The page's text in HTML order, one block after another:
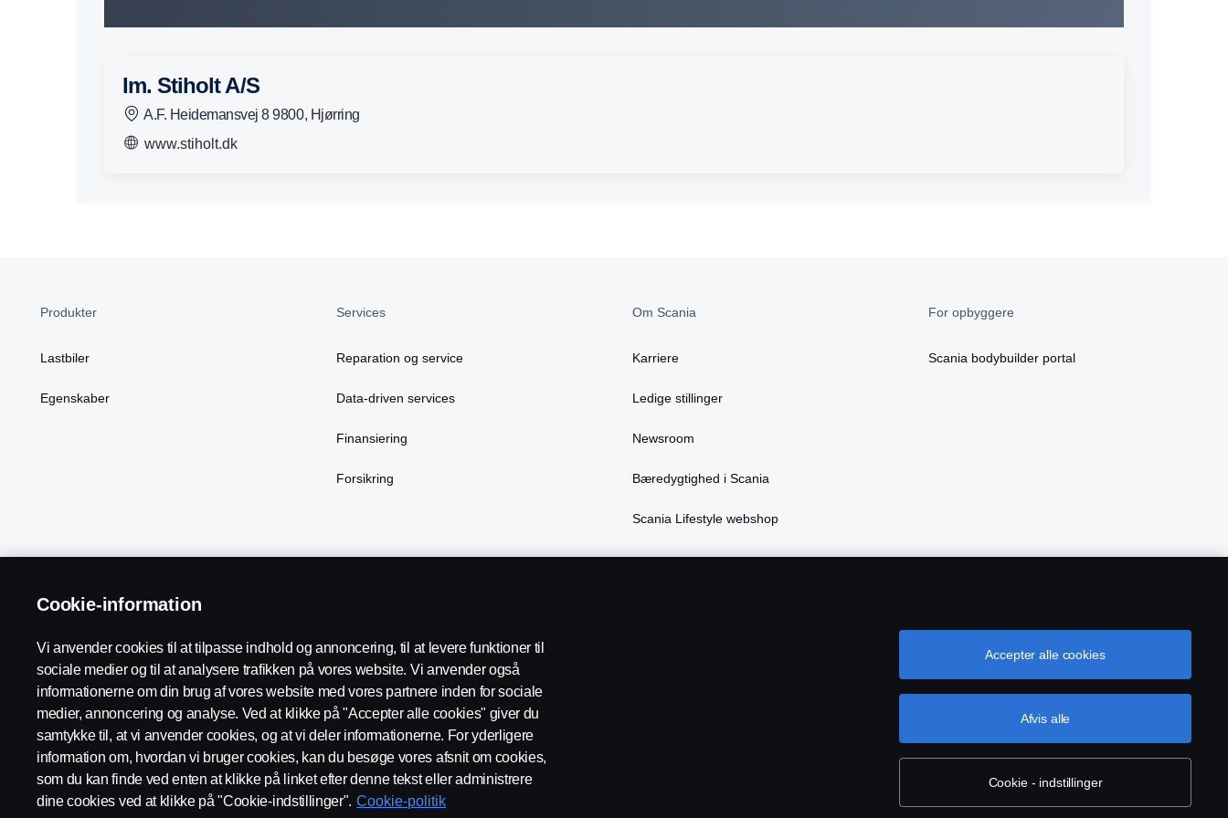
Im. Stiholt A/S
A.F. Heidemansvej 8 9800, Hjørring
www.stiholt.dk
Produkter
Lastbiler
Egenskaber
Services
Reparation og service
Data-driven services
Finansiering
Forsikring
Om Scania
Karriere
Ledige stillinger
Newsroom
Bæredygtighed i Scania
Scania Lifestyle webshop
For opbyggere
Scania bodybuilder portal
Scania in Your Region: Danmark
Supplier Code of Conduct Juridiske oplysninger Persondatapolitik Cookies Cookie-indstillinger
Cookie-information
Vi anvender cookies til at tilpasse indhold og annoncering, til at levere funktioner til
sociale medier og til at analysere trafikken på vores website. Vi anvender også
informationerne om din brug af vores website med vores partnere inden for sociale
medier, annoncering og analyse. Ved at klikke på "Accepter alle cookies" giver du
samtykke til, at vi anvender cookies, og at vi deler informationerne. For yderligere
information om, hvordan vi bruger cookies, kan du besøge vores afsnit om cookies,
som du kan finde ved enten at klikke på linket efter denne tekst eller administrere
dine cookies ved at klikke på "Cookie-indstillinger". Cookie-politik
Cookie - indstillinger
Afvis alle
Accepter alle cookies